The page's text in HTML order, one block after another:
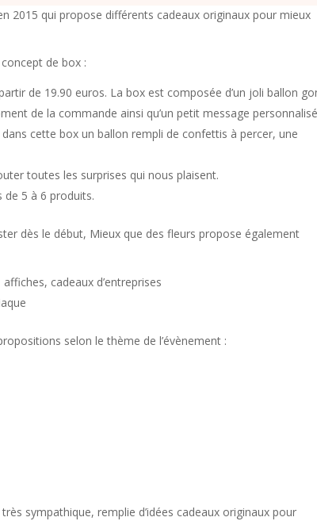
2015 qui propose différents cadeaux originaux pour mieux
de box :
de 19.90 euros. La box est composée d’un joli ballon
de la commande ainsi qu’un petit message
cette box un ballon rempli de confettis à percer, une
toutes les surprises qui nous plaisent.
de 5 à 6 produits.
dès le début, Mieux que des fleurs propose également
cadeaux d’entreprises
selon le thème de l’évènement :
sympathique, remplie d’idées cadeaux originaux pour